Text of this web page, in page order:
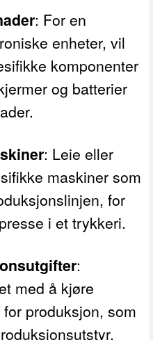
: For en
enheter, vil
komponenter
og batterier
: Leie eller
maskiner som
for
i et trykkeri.
:
med å kjøre
produksjon, som